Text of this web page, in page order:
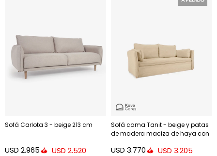
Sofá Carlota 3 - beige 213 cm
USD 2.965 USD 2.520
Sofá cama Tanit - beige y patas
de madera maciza de haya con
USD 3.770 USD 3.205